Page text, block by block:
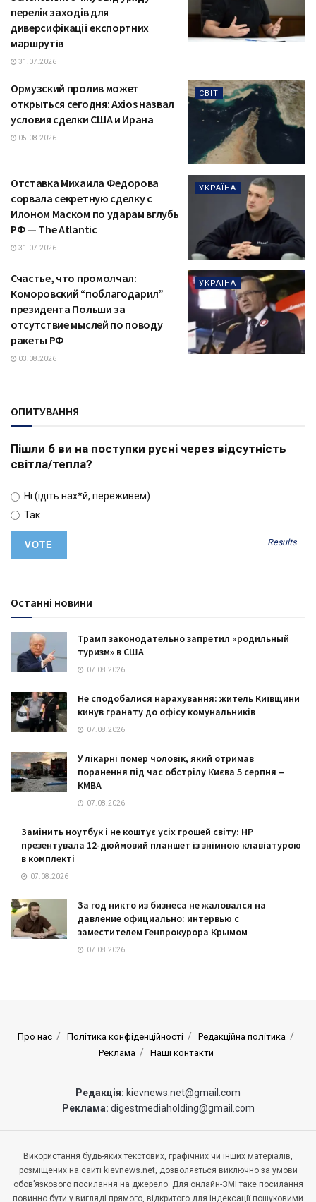
перелік заходів для
диверсифікації експортних
маршрутів
31.07.2026
СВІТ
Ормузский пролив может
открыться сегодня: Axios назвал
условия сделки США и Ирана
05.08.2026
УКРАЇНА
Отставка Михаила Федорова
сорвала секретную сделку с
Илоном Маском по ударам вглубь
РФ — The Atlantic
31.07.2026
УКРАЇНА
Счастье, что промолчал:
Коморовский “поблагодарил”
президента Польши за
отсутствие мыслей по поводу
ракеты РФ
03.08.2026
ОПИТУВАННЯ
Пішли б ви на поступки русні через відсутність
світла/тепла?
Ні (ідіть нах*й, переживем)
Так
Results
Останні новини
Трамп законодательно запретил «родильный
туризм» в США
07.08.2026
Не сподобалися нарахування: житель Київщини
кинув гранату до офісу комунальників
07.08.2026
У лікарні помер чоловік, який отримав
поранення під час обстрілу Києва 5 серпня –
КМВА
07.08.2026
Замінить ноутбук і не коштує усіх грошей світу: HP
презентувала 12-дюймовий планшет із знімною клавіатурою
в комплекті
07.08.2026
За год никто из бизнеса не жаловался на
давление официально: интервью с
заместителем Генпрокурора Крымом
07.08.2026
Про нас Політика конфіденційності
Редакційна політика
Реклама
Наші контакти
Редакція: kievnews.net@gmail.com
Реклама: digestmediaholding@gmail.com
Використання будь-яких текстових, графічних чи інших матеріалів,
розміщених на сайті kievnews.net, дозволяється виключно за умови
обов’язкового посилання на джерело. Для онлайн-ЗМІ таке посилання
повинно бути у вигляді прямого, відкритого для індексації пошуковими